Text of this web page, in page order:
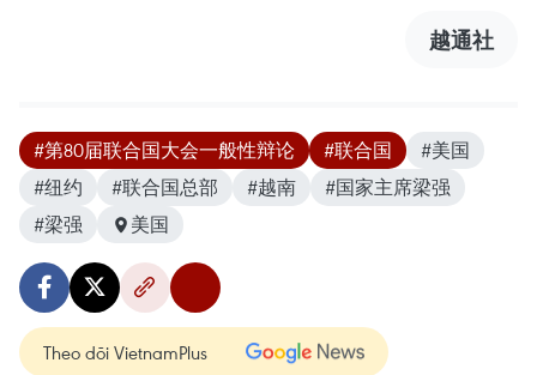
越通社
#第80届联合国大会一般性辩论 #联合国
#美国
#纽约
#联合国总部 #越南
#国家主席梁强
#梁强
美国
Theo dõi VietnamPlus